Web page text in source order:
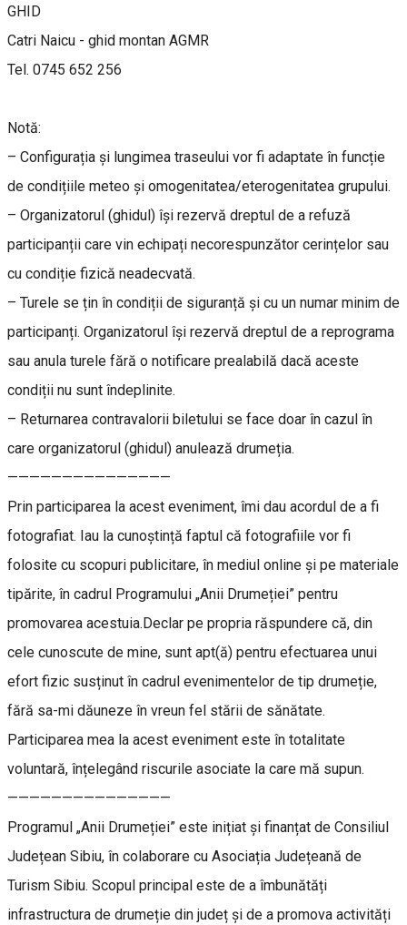
GHID
Catri Naicu - ghid montan AGMR
Tel. 0745 652 256
Notă:
– Configurația și lungimea traseului vor fi adaptate în funcție
de condițiile meteo și omogenitatea/eterogenitatea grupului.
– Organizatorul (ghidul) își rezervă dreptul de a refuză
participanții care vin echipați necorespunzător cerințelor sau
cu condiție fizică neadecvată.
– Turele se țin în condiții de siguranță și cu un numar minim de
participanți. Organizatorul își rezervă dreptul de a reprograma
sau anula turele fără o notificare prealabilă dacă aceste
condiții nu sunt îndeplinite.
– Returnarea contravalorii biletului se face doar în cazul în
care organizatorul (ghidul) anulează drumeția.
———————————————
Prin participarea la acest eveniment, îmi dau acordul de a fi
fotografiat. Iau la cunoștință faptul că fotografiile vor fi
folosite cu scopuri publicitare, în mediul online şi pe materiale
tipărite, în cadrul Programului „Anii Drumeției” pentru
promovarea acestuia.Declar pe propria răspundere că, din
cele cunoscute de mine, sunt apt(ă) pentru efectuarea unui
efort fizic susținut în cadrul evenimentelor de tip drumeție,
fără sa-mi dăuneze în vreun fel stării de sănătate.
Participarea mea la acest eveniment este în totalitate
voluntară, înțelegând riscurile asociate la care mă supun.
———————————————
Programul „Anii Drumeției” este inițiat și finanțat de Consiliul
Județean Sibiu, în colaborare cu Asociația Județeană de
Turism Sibiu. Scopul principal este de a îmbunătăți
infrastructura de drumeție din județ și de a promova activități